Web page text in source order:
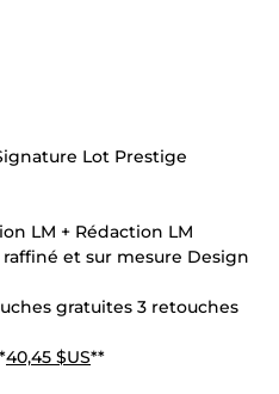
Lot Prestige
LM + Rédaction LM
et sur mesure Design
gratuites 3 retouches
40,45 $US**